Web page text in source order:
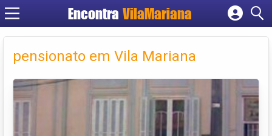
EncontraVilaMariana
Cadastrar empresa
Criar conta
pensionato em Vila Mariana